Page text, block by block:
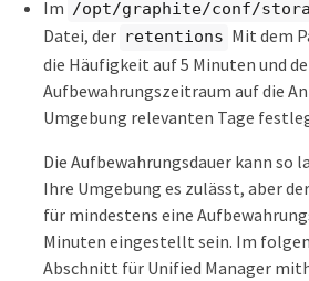
Im /opt/graphite/conf/
Datei, der retentions Mit dem
die Häufigkeit auf 5 Minuten und
Aufbewahrungszeitraum auf die
Umgebung relevanten Tage
Die Aufbewahrungsdauer kann so
Ihre Umgebung es zulässt, aber
für mindestens eine
Minuten eingestellt sein. Im
Abschnitt für Unified Manager